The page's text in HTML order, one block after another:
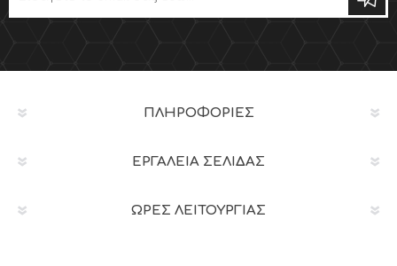
ΠΛΗΡΟΦΟΡΊΕΣ
ΕΡΓΑΛΕΊΑ ΣΕΛΊΔΑΣ
ΩΡΕΣ ΛΕΙΤΟΥΡΓΙΑΣ